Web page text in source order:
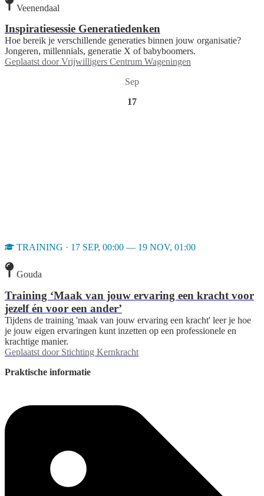
Veenendaal
Inspiratiesessie Generatiedenken
Hoe bereik je verschillende generaties binnen jouw organisatie?
Jongeren, millennials, generatie X of babyboomers.
Geplaatst door Vrijwilligers Centrum Wageningen
Sep
17
TRAINING · 17 SEP, 00:00 — 19 NOV, 01:00
Gouda
Training ‘Maak van jouw ervaring een kracht voor
jezelf én voor een ander’
Tijdens de training 'maak van jouw ervaring een kracht' leer je hoe
je jouw eigen ervaringen kunt inzetten op een professionele en
krachtige manier.
Geplaatst door Stichting Kernkracht
Praktische informatie